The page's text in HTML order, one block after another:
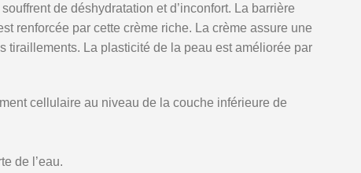
souffrentde déshydratation etd’inconfort. La barrière
renforcée par cette crème riche. La crème assure une
tiraillements. La plasticité de la peau estaméliorée par
cellulaire au niveau de la couche inférieure de
de l’eau.